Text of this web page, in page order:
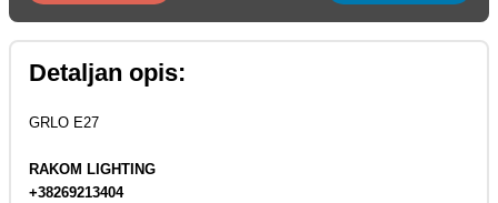
Detaljan opis:
GRLO E27
RAKOM LIGHTING
+38269213404